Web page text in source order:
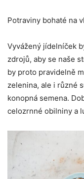
Potraviny bohaté na
Vyvážený jídelníček
zdrojů, aby se naše
by proto pravidelně
zelenina, ale i různé
konopná semena.
celozrnné obilniny a